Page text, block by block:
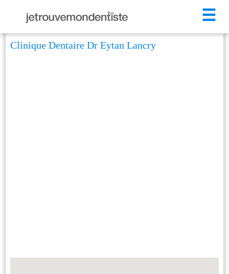
☰
Clinique Dentaire Dr Eytan Lancry